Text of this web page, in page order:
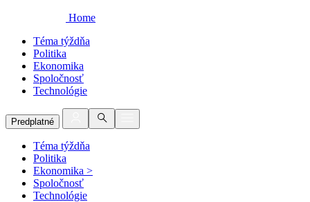
Home
Téma týždňa
Politika
Ekonomika
Spoločnosť
Technológie
Predplatné
Téma týždňa
Politika
Ekonomika >
Spoločnosť
Technológie